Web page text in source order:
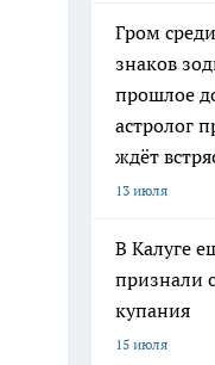
Гром
знаков
прошлое
астролог
ждёт
13 июля
В Калуге
признали
купания
15 июля